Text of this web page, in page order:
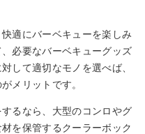
適にバーベキューを楽しみ
必要なバーベキューグッズ
して適切なモノを選べば、
メリットです。
るなら、大型のコンロやグ
を保管するクーラーボック